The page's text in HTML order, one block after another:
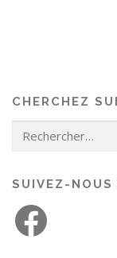
CHERCHEZ
SUIVEZ-NOUS